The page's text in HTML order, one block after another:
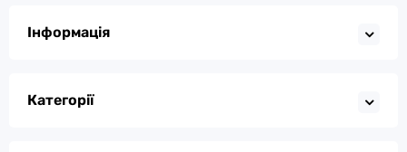
Інформація
Категорії